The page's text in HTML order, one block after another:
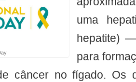
uma
hepatite)
para
câncer no fígado. Os